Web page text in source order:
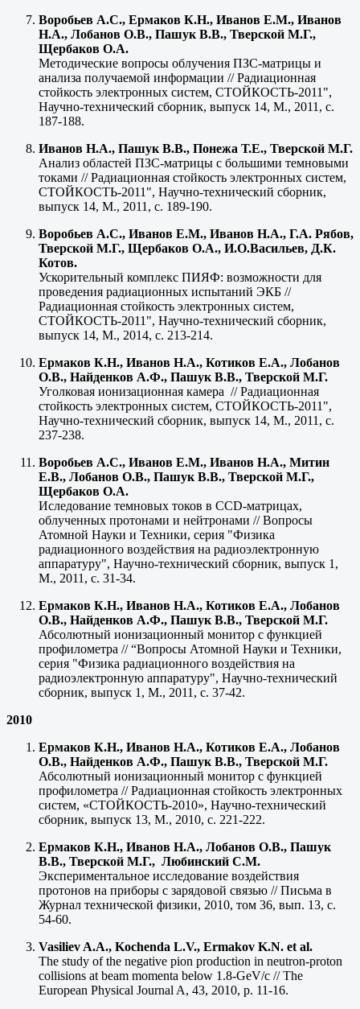
Воробьев А.С., Ермаков К.Н., Иванов Е.М., Иванов
Н.А., Лобанов О.В., Пашук В.В., Тверской М.Г.,
Щербаков О.А.
Методические вопросы облучения ПЗС-матрицы и
анализа получаемой информации // Радиационная
стойкость электронных систем, СТОЙКОСТЬ-2011",
Научно-технический сборник, выпуск 14, М., 2011, с.
187-188.
Иванов Н.А., Пашук В.В., Понежа Т.Е., Тверской М.Г.
Анализ областей ПЗС-матрицы с большими темновыми
токами // Радиационная стойкость электронных систем,
СТОЙКОСТЬ-2011", Научно-технический сборник,
выпуск 14, М., 2011, с. 189-190.
Воробьев А.С., Иванов Е.М., Иванов Н.А., Г.А. Рябов,
Тверской М.Г., Щербаков О.А., И.О.Васильев, Д.К.
Котов.
Ускорительный комплекс ПИЯФ: возможности для
проведения радиационных испытаний ЭКБ //
Радиационная стойкость электронных систем,
СТОЙКОСТЬ-2011", Научно-технический сборник,
выпуск 14, М., 2014, с. 213-214.
Ермаков К.Н., Иванов Н.А., Котиков Е.А., Лобанов
О.В., Найденков А.Ф., Пашук В.В., Тверской М.Г.
Уголковая ионизационная камера // Радиационная
стойкость электронных систем, СТОЙКОСТЬ-2011",
Научно-технический сборник, выпуск 14, М., 2011, с.
237-238.
Воробьев А.С., Иванов Е.М., Иванов Н.А., Митин
Е.В., Лобанов О.В., Пашук В.В., Тверской М.Г.,
Щербаков О.А.
Иследование темновых токов в CCD-матрицах,
облученных протонами и нейтронами // Вопросы
Атомной Науки и Техники, серия "Физика
радиационного воздействия на радиоэлектронную
аппаратуру", Научно-технический сборник, выпуск 1,
М., 2011, с. 31-34.
Ермаков К.Н., Иванов Н.А., Котиков Е.А., Лобанов
О.В., Найденков А.Ф., Пашук В.В., Тверской М.Г.
Абсолютный ионизационный монитор с функцией
профилометра // “Вопросы Атомной Науки и Техники,
серия "Физика радиационного воздействия на
радиоэлектронную аппаратуру", Научно-технический
сборник, выпуск 1, М., 2011, с. 37-42.
2010
Ермаков К.Н., Иванов Н.А., Котиков Е.А., Лобанов
О.В., Найденков А.Ф., Пашук В.В., Тверской М.Г.
Абсолютный ионизационный монитор с функцией
профилометра // Радиационная стойкость электронных
систем, «СТОЙКОСТЬ-2010», Научно-технический
сборник, выпуск 13, М., 2010, с. 221-222.
Ермаков К.Н., Иванов Н.А., Лобанов О.В., Пашук
В.В., Тверской М.Г., Любинский С.М.
Экспериментальное исследование воздействия
протонов на приборы с зарядовой связью // Письма в
Журнал технической физики, 2010, том 36, вып. 13, с.
54-60.
Vasiliev A.A., Kochenda L.V., Ermakov K.N. et al.
The study of the negative pion production in neutron-proton
collisions at beam momenta below 1.8-GeV/c // The
European Physical Journal A, 43, 2010, p. 11-16.